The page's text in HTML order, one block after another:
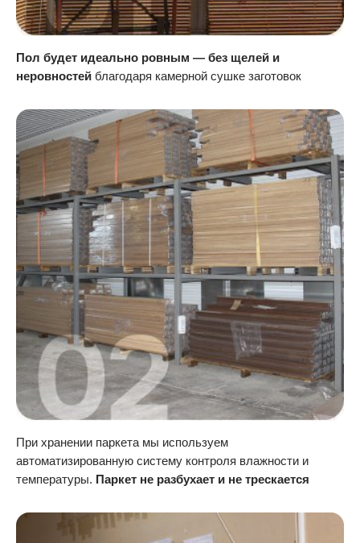
Пол будет идеально ровным — без щелей и
неровностей благодаря камерной сушке заготовок
При хранении паркета мы используем
автоматизированную систему контроля влажности и
температуры. Паркет не разбухает и не трескается